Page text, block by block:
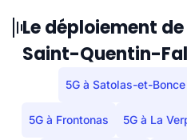
Le déploiement
Saint-Quentin-
5G à Satolas-et-Bonce
5G à Frontonas 5G à La